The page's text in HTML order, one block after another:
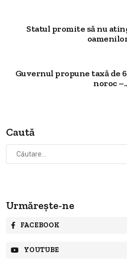
Statul promite să nu
Guvernul propune taxă de
noroc
Caută
Caută
după:
Urmărește-ne
FACEBOOK
YOUTUBE